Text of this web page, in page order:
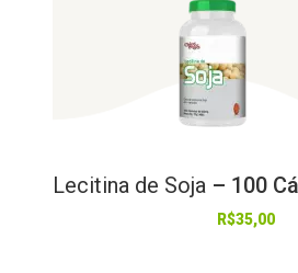
Lecitina de Soja – 100
R$35,00